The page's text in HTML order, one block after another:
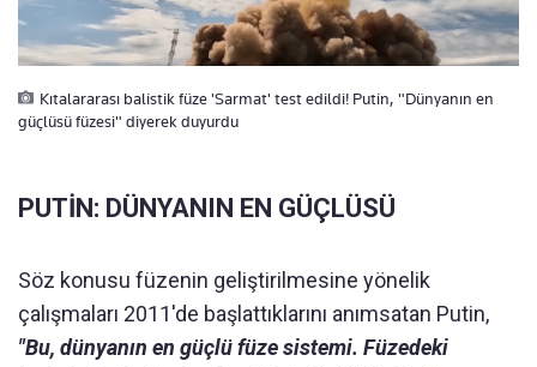
Kıtalararası balistik füze 'Sarmat' test edildi! Putin, "Dünyanın en
güçlüsü füzesi" diyerek duyurdu
PUTİN: DÜNYANIN EN GÜÇLÜSÜ
Söz konusu füzenin geliştirilmesine yönelik
çalışmaları 2011'de başlattıklarını anımsatan Putin,
"Bu, dünyanın en güçlü füze sistemi. Füzedeki